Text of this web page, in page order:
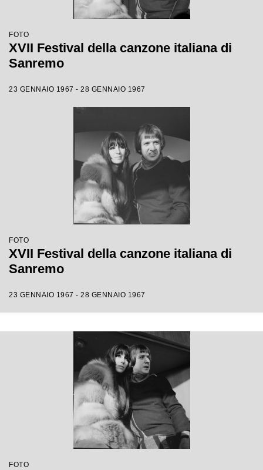
FOTO
XVII Festival della canzone italiana di
Sanremo
23 GENNAIO 1967 - 28 GENNAIO 1967
FOTO
XVII Festival della canzone italiana di
Sanremo
23 GENNAIO 1967 - 28 GENNAIO 1967
FOTO